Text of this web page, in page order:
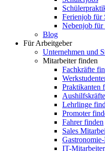
Ferienjob für
Nebenjob für
Blog
Für Arbeitgeber
Unternehmen und
Mitarbeiter finden
Fachkräfte
Praktikanten
Lehrlinge
Promoter
Fahrer finden
Sales
IT-